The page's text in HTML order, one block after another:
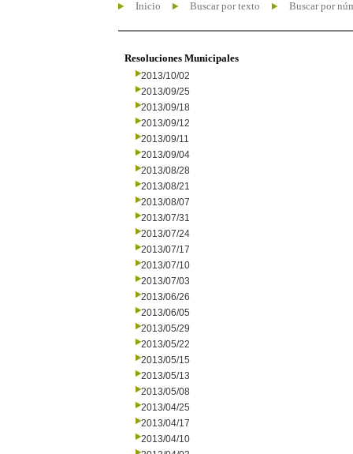
Inicio Buscar por texto Buscar por
Resoluciones Municipales
2013/10/02
2013/09/25
2013/09/18
2013/09/12
2013/09/11
2013/09/04
2013/08/28
2013/08/21
2013/08/07
2013/07/31
2013/07/24
2013/07/17
2013/07/10
2013/07/03
2013/06/26
2013/06/05
2013/05/29
2013/05/22
2013/05/15
2013/05/13
2013/05/08
2013/04/25
2013/04/17
2013/04/10